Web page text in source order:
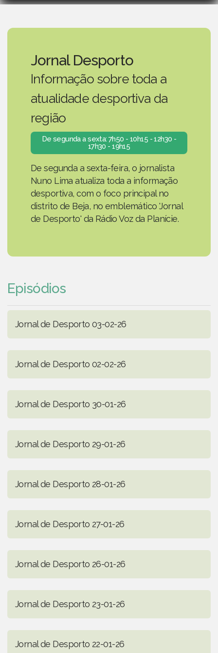
Jornal Desporto
Informação sobre toda a
atualidade desportiva da
região
De segunda a sexta: 7h50 - 10h15 - 12h30 -
17h30 - 19h15
De segunda a sexta-feira, o jornalista
Nuno Lima atualiza toda a informação
desportiva, com o foco principal no
distrito de Beja, no emblemático 'Jornal
de Desporto' da Rádio Voz da Planície.
Episódios
Jornal de Desporto 03-02-26
Jornal de Desporto 02-02-26
Jornal de Desporto 30-01-26
Jornal de Desporto 29-01-26
Jornal de Desporto 28-01-26
Jornal de Desporto 27-01-26
Jornal de Desporto 26-01-26
Jornal de Desporto 23-01-26
Jornal de Desporto 22-01-26